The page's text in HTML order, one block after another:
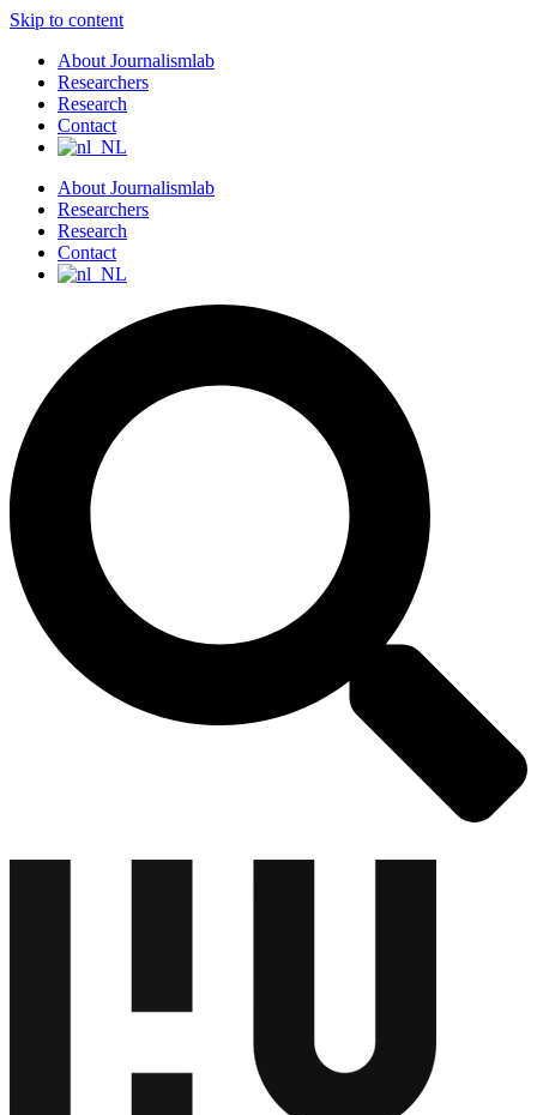
Skip to content
About Journalismlab
Researchers
Research
Contact
About Journalismlab
Researchers
Research
Contact